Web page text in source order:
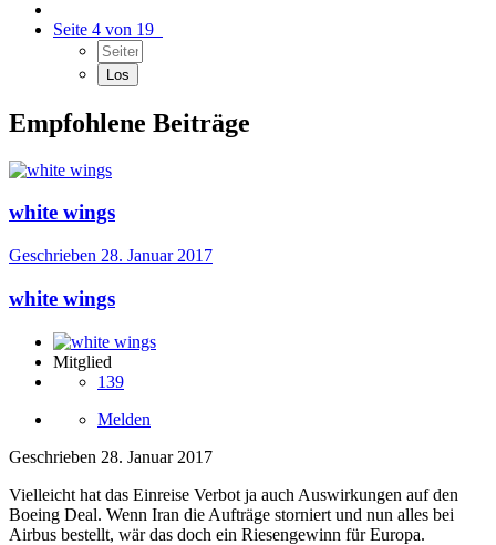
Seite 4 von 19
Empfohlene Beiträge
white wings
Geschrieben 28. Januar 2017
white wings
Mitglied
139
Melden
Geschrieben 28. Januar 2017
Vielleicht hat das Einreise Verbot ja auch Auswirkungen auf den
Boeing Deal. Wenn Iran die Aufträge storniert und nun alles bei
Airbus bestellt, wär das doch ein Riesengewinn für Europa.